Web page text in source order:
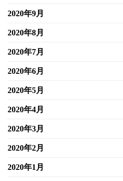
2020年9月
2020年8月
2020年7月
2020年6月
2020年5月
2020年4月
2020年3月
2020年2月
2020年1月